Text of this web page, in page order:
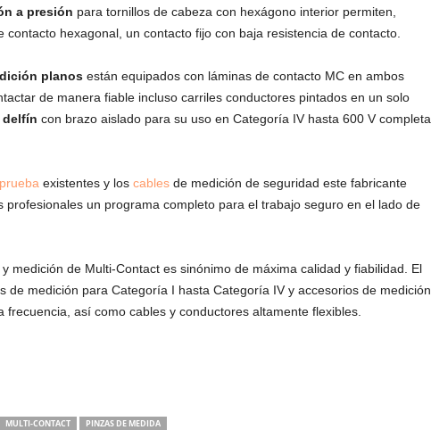
a presión para tornillos de cabeza con hexágono interior permiten,
contacto hexagonal, un contacto fijo con baja resistencia de contacto.
planosestán equipados con láminas de contacto MC en ambos
de manera fiable incluso carriles conductores pintados en un solo
delfín con brazo aislado para su uso en Categoría IV hasta 600 V completa
prueba existentes y los cablesde medición de seguridad este fabricante
profesionales un programa completo para el trabajo seguro en el lado de
medición de Multi-Contact es sinónimo de máxima calidad y fiabilidad. El
de medición para Categoría I hasta Categoría IV y accesorios de medición
frecuencia, así como cables y conductores altamente flexibles.
MULTI-CONTACT PINZAS DE MEDIDA